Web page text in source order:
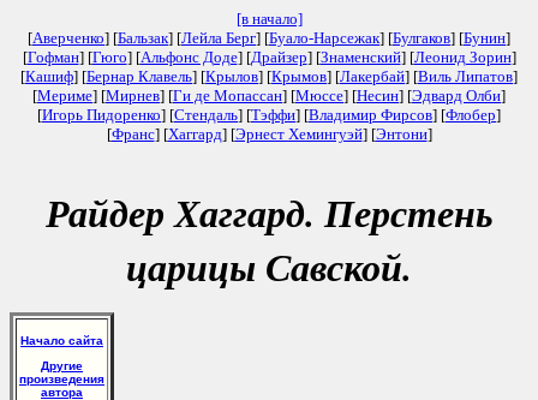
[в начало]
[Аверченко] [Бальзак] [Лейла Берг] [Буало-Нарсежак] [Булгаков] [Бунин]
[Гофман] [Гюго] [Альфонс Доде] [Драйзер] [Знаменский] [Леонид Зорин]
[Кашиф] [Бернар Клавель] [Крылов] [Крымов] [Лакербай] [Виль Липатов]
[Мериме] [Мирнев] [Ги де Мопассан] [Мюссе] [Несин] [Эдвард Олби]
[Игорь Пидоренко] [Стендаль] [Тэффи] [Владимир Фирсов] [Флобер]
[Франс] [Хаггард] [Эрнест Хемингуэй] [Энтони]
Райдер Хаггард. Перстень
царицы Савской.
Начало сайта
Другие
произведения
автора